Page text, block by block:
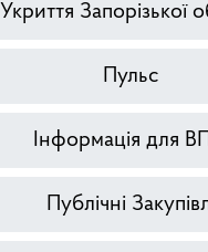
Укриття Запорізької
Пульс
Інформація для
Публічні